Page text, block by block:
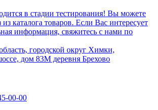
в стадии тестирования! Вы можете
из каталога товаров. Если Вас интересует
информация, свяжитесь с нами по
городской округ Химки,
дом 83М деревня Брехово
00-00